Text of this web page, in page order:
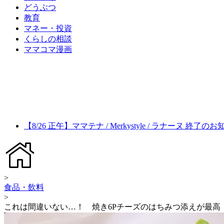
どうぶつ
教育
マネー・投資
くらしの相談
ママコマ漫画
【8/26 正午】ママテナ / Merkystyle / ラナーヌ 終了のお
>
食品・飲料
>
これは間違いない…！ 焼き6Pチーズのはちみつ添えが最高